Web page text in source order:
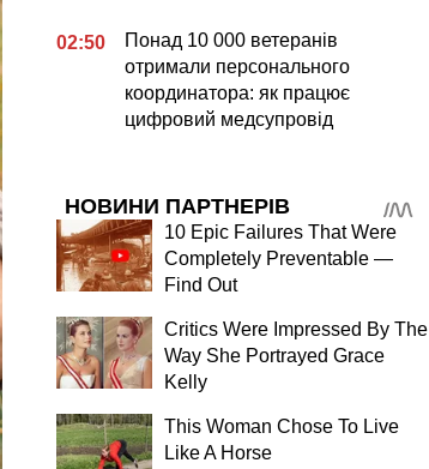
02:50
Понад 10 000 ветеранів
отримали персонального
координатора: як працює
цифровий медсупровід
НОВИНИ ПАРТНЕРІВ
10 Epic Failures That Were
Completely Preventable —
Find Out
Critics Were Impressed By The
Way She Portrayed Grace
Kelly
This Woman Chose To Live
Like A Horse